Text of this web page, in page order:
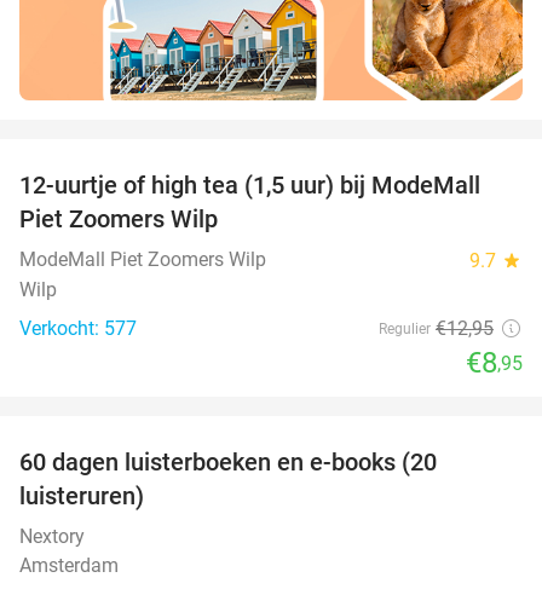
31%
12-uurtje of high tea (1,5 uur) bij ModeMall
Piet Zoomers Wilp
ModeMall Piet Zoomers Wilp 9.7 star
Wilp
Verkocht: 577
Regulier €12,95
€8,95
60 dagen luisterboeken en e-books (20
luisteruren)
Nextory
Amsterdam